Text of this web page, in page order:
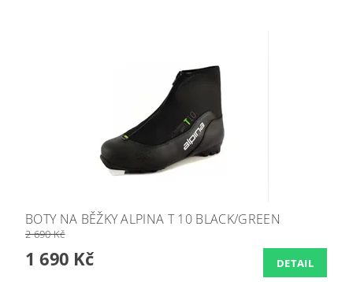
BOTY NA BĚŽKY ALPINA T 10 BLACK/GREEN
2 690 Kč
1 690 Kč DETAIL